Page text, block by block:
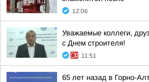
12:06
Уважаемые коллеги,
с Днем строителя!
11:51
65 лет назад в Горно-